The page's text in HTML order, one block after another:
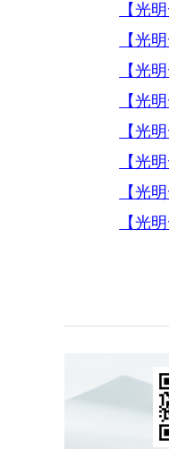
【光
【光
【光
【光
【光
【光
【光
【光